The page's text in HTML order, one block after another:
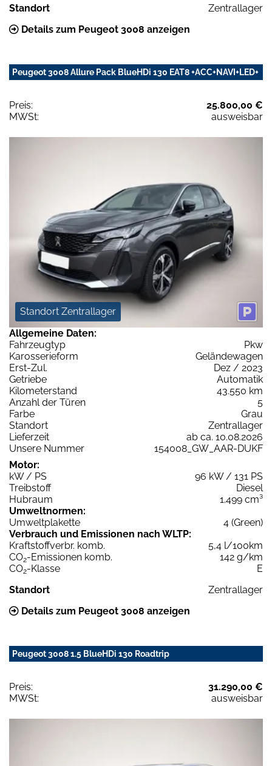
Standort
Zentrallager
Details zum Peugeot 3008 anzeigen
Peugeot 3008 Allure Pack BlueHDi 130 EAT8 +ACC+NAVI+LED+
Preis:
25.800,00 €
MWSt:
ausweisbar
Standort Zentrallager
Allgemeine Daten:
Fahrzeugtyp
Pkw
Karosserieform
Geländewagen
Erst-Zul.
Dez / 2023
Getriebe
Automatik
Kilometerstand
43.550 km
Anzahl der Türen
5
Farbe
Grau
Standort
Zentrallager
Lieferzeit
ab ca. 10.08.2026
Unsere Nummer
154008_GW_AAR-DUKF
Motor:
kW / PS
96 kW / 131 PS
Treibstoff
Diesel
Hubraum
1.499 cm³
Umweltnormen:
Umweltplakette
4 (Green)
Verbrauch und Emissionen nach WLTP:
Kraftstoffverbr. komb.
5,4 l/100km
CO2-Emissionen komb.
142 g/km
CO2-Klasse
E
Standort
Zentrallager
Details zum Peugeot 3008 anzeigen
Peugeot 3008 1.5 BlueHDi 130 Roadtrip
Preis:
31.290,00 €
MWSt:
ausweisbar